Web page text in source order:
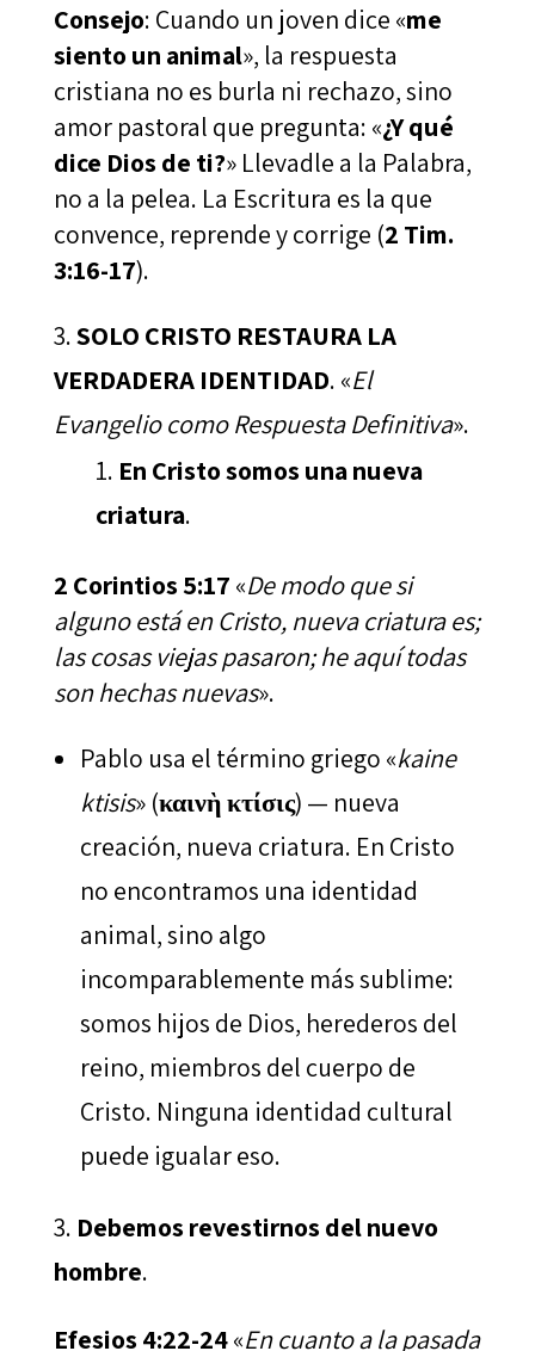
Consejo: Cuando un joven dice «me
siento un animal», la respuesta
cristiana no es burla ni rechazo, sino
amor pastoral que pregunta: «¿Y qué
dice Dios de ti?» Llevadle a la Palabra,
no a la pelea. La Escritura es la que
convence, reprende y corrige (2 Tim.
3:16-17).
SOLO CRISTO RESTAURA LA
VERDADERA IDENTIDAD. «El
Evangelio como Respuesta Definitiva».
En Cristo somos una nueva
criatura.
2 Corintios 5:17 «De modo que si
alguno está en Cristo, nueva criatura es;
las cosas viejas pasaron; he aquí todas
son hechas nuevas».
Pablo usa el término griego «kaine
ktisis» (καινὴ κτίσις) — nueva
creación, nueva criatura. En Cristo
no encontramos una identidad
animal, sino algo
incomparablemente más sublime:
somos hijos de Dios, herederos del
reino, miembros del cuerpo de
Cristo. Ninguna identidad cultural
puede igualar eso.
Debemos revestirnos del nuevo
hombre.
Efesios 4:22-24«En cuanto a la pasada